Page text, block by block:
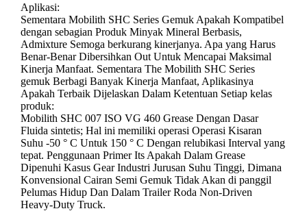
Aplikasi:
Sementara Mobilith SHC Series Gemuk Apakah Kompatibel
dengan sebagian Produk Minyak Mineral Berbasis,
Admixture Semoga berkurang kinerjanya. Apa yang Harus
Benar-Benar Dibersihkan Out Untuk Mencapai Maksimal
Kinerja Manfaat. Sementara The Mobilith SHC Series
gemuk Berbagi Banyak Kinerja Manfaat, Aplikasinya
Apakah Terbaik Dijelaskan Dalam Ketentuan Setiap kelas
produk:
Mobilith SHC 007 ISO VG 460 Grease Dengan Dasar
Fluida sintetis; Hal ini memiliki operasi Operasi Kisaran
Suhu -50 ° C Untuk 150 ° C Dengan relubikasi Interval yang
tepat. Penggunaan Primer Its Apakah Dalam Grease
Dipenuhi Kasus Gear Industri Jurusan Suhu Tinggi, Dimana
Konvensional Cairan Semi Gemuk Tidak Akan di panggil
Pelumas Hidup Dan Dalam Trailer Roda Non-Driven
Heavy-Duty Truck.